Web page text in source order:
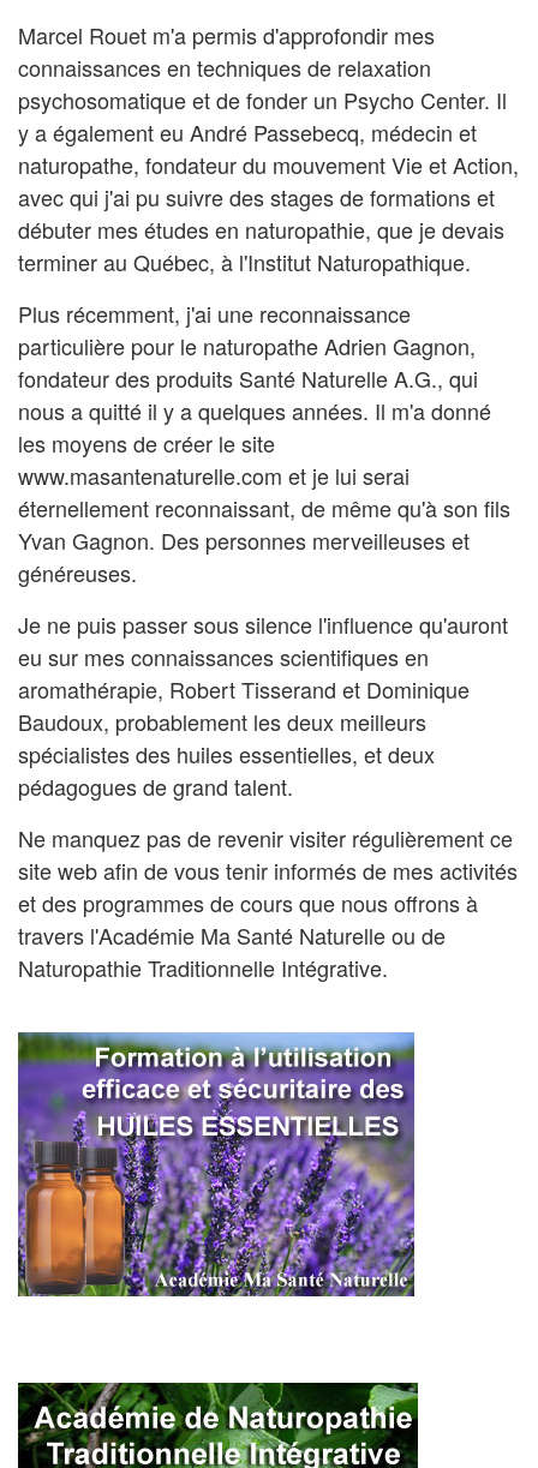
Marcel Rouet m'a permis d'approfondir mes
connaissances en techniques de relaxation
psychosomatique et de fonder un Psycho Center. Il
y a également eu André Passebecq, médecin et
naturopathe, fondateur du mouvement Vie et Action,
avec qui j'ai pu suivre des stages de formations et
débuter mes études en naturopathie, que je devais
terminer au Québec, à l'Institut Naturopathique.
Plus récemment, j'ai une reconnaissance
particulière pour le naturopathe Adrien Gagnon,
fondateur des produits Santé Naturelle A.G., qui
nous a quitté il y a quelques années. Il m'a donné
les moyens de créer le site
www.masantenaturelle.com et je lui serai
éternellement reconnaissant, de même qu'à son fils
Yvan Gagnon. Des personnes merveilleuses et
généreuses.
Je ne puis passer sous silence l'influence qu'auront
eu sur mes connaissances scientifiques en
aromathérapie, Robert Tisserand et Dominique
Baudoux, probablement les deux meilleurs
spécialistes des huiles essentielles, et deux
pédagogues de grand talent.
Ne manquez pas de revenir visiter régulièrement ce
site web afin de vous tenir informés de mes activités
et des programmes de cours que nous offrons à
travers l'Académie Ma Santé Naturelle ou de
Naturopathie Traditionnelle Intégrative.